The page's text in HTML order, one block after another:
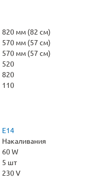
820 мм (82 см)
570 мм (57 см)
570 мм (57 см)
520
820
110
E14
Накаливания
60 W
5 шт
230 V